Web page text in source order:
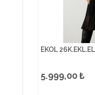
EKOL
5.999,00₺